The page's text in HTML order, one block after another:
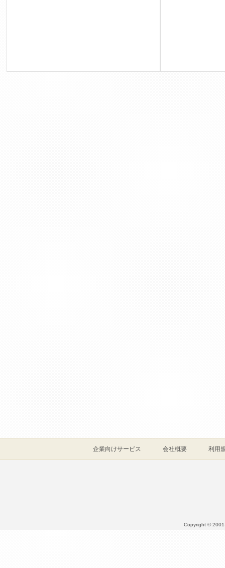
企業向けサービス 会社概要 利用
Copyright ©